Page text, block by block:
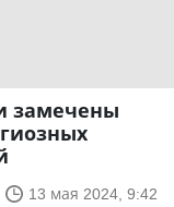
замечены
13 мая 2024, 9:42